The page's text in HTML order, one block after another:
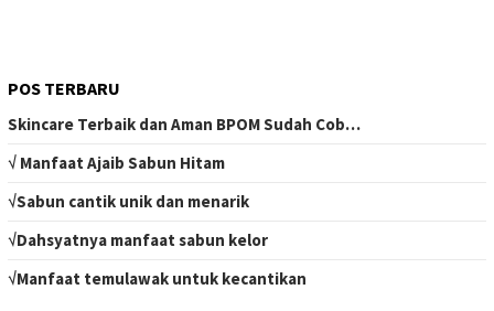
POS TERBARU
Skincare Terbaik dan Aman BPOM Sudah Cob…
√ Manfaat Ajaib Sabun Hitam
√Sabun cantik unik dan menarik
√Dahsyatnya manfaat sabun kelor
√Manfaat temulawak untuk kecantikan